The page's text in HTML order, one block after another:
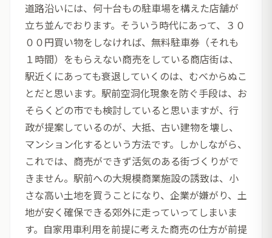
道路沿いには、何十台もの駐車場を構えた店舗が
立ち並んでおります。そういう時代にあって、３０
００円買い物をしなければ、無料駐車券（それも
１時間）をもらえない商売をしている商店街は、
駅近くにあっても衰退していくのは、むべからぬこ
とだと思います。駅前空洞化現象を防ぐ手段は、お
そらくどの市でも検討していると思いますが、行
政が提案しているのが、大抵、古い建物を壊し、
マンション化するという方法です。しかしながら、
これでは、商売ができず活気のある街づくりがで
きません。駅前への大規模商業施設の誘致は、小
さな高い土地を買うことになり、企業が嫌がり、土
地が安く確保できる郊外に走っていってしまいま
す。自家用車利用を前提に考えた商売の仕方が前提